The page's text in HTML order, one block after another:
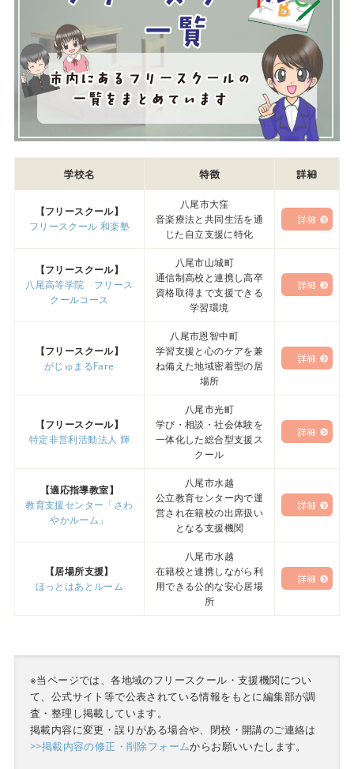
学校名 特徴 詳細
【フリースクール】
フリースクール 和楽塾
八尾市大窪
音楽療法と共同生活を通
じた自立支援に特化
詳細
【フリースクール】
八尾高等学院 フリース
クールコース
八尾市山城町
通信制高校と連携し高卒
資格取得まで支援できる
学習環境
詳細
【フリースクール】
がじゅまるFare
八尾市恩智中町
学習支援と心のケアを兼
ね備えた地域密着型の居
場所
詳細
【フリースクール】
特定非営利活動法人 輝
八尾市光町
学び・相談・社会体験を
一体化した総合型支援ス
クール
詳細
【適応指導教室】
教育支援センター「さわ
やかルーム」
八尾市水越
公立教育センター内で運
営され在籍校の出席扱い
となる支援機関
詳細
【居場所支援】
ほっとはあとルーム
八尾市水越
在籍校と連携しながら利
用できる公的な安心居場
所
詳細
※当ページでは、各地域のフリースクール・支援機関につい
て、公式サイト等で公表されている情報をもとに編集部が調
査・整理し掲載しています。
掲載内容に変更・誤りがある場合や、閉校・開講のご連絡は
>>掲載内容の修正・削除フォームからお願いいたします。